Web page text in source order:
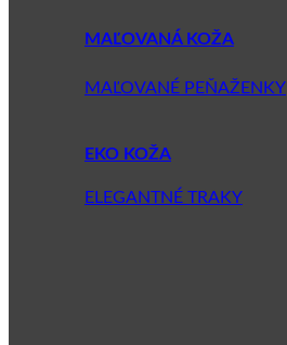
MAĽOVANÁ KOŽA
MAĽOVANÉ PEŇAŽENKY
EKO KOŽA
ELEGANTNÉ TRAKY